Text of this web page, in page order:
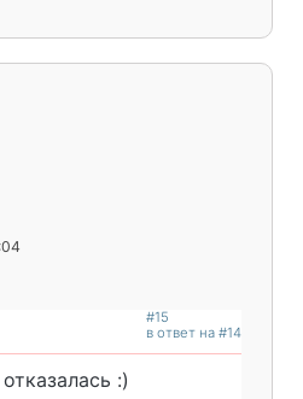
#15
в ответ на #14
:)